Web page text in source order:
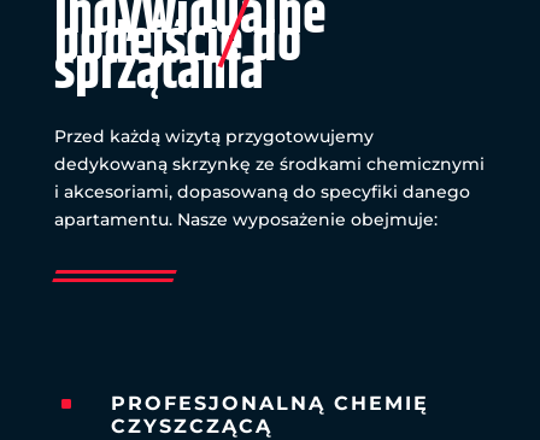
Indywidualne
podejście do
sprzątania
Przed każdą wizytą przygotowujemy
dedykowaną skrzynkę ze środkami chemicznymi
i akcesoriami, dopasowaną do specyfiki danego
apartamentu. Nasze wyposażenie obejmuje:
^
PROFESJONALNĄ CHEMIĘ
CZYSZCZĄCĄ